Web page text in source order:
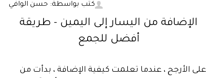
كتب بواسطة: حسن الوافي
الإضافة من اليسار إلى اليمين - طريقة
أفضل للجمع
على الأرجح ، عندما تعلمت كيفية الإضافة ، بدأت من